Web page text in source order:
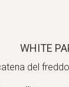
WHITE
del